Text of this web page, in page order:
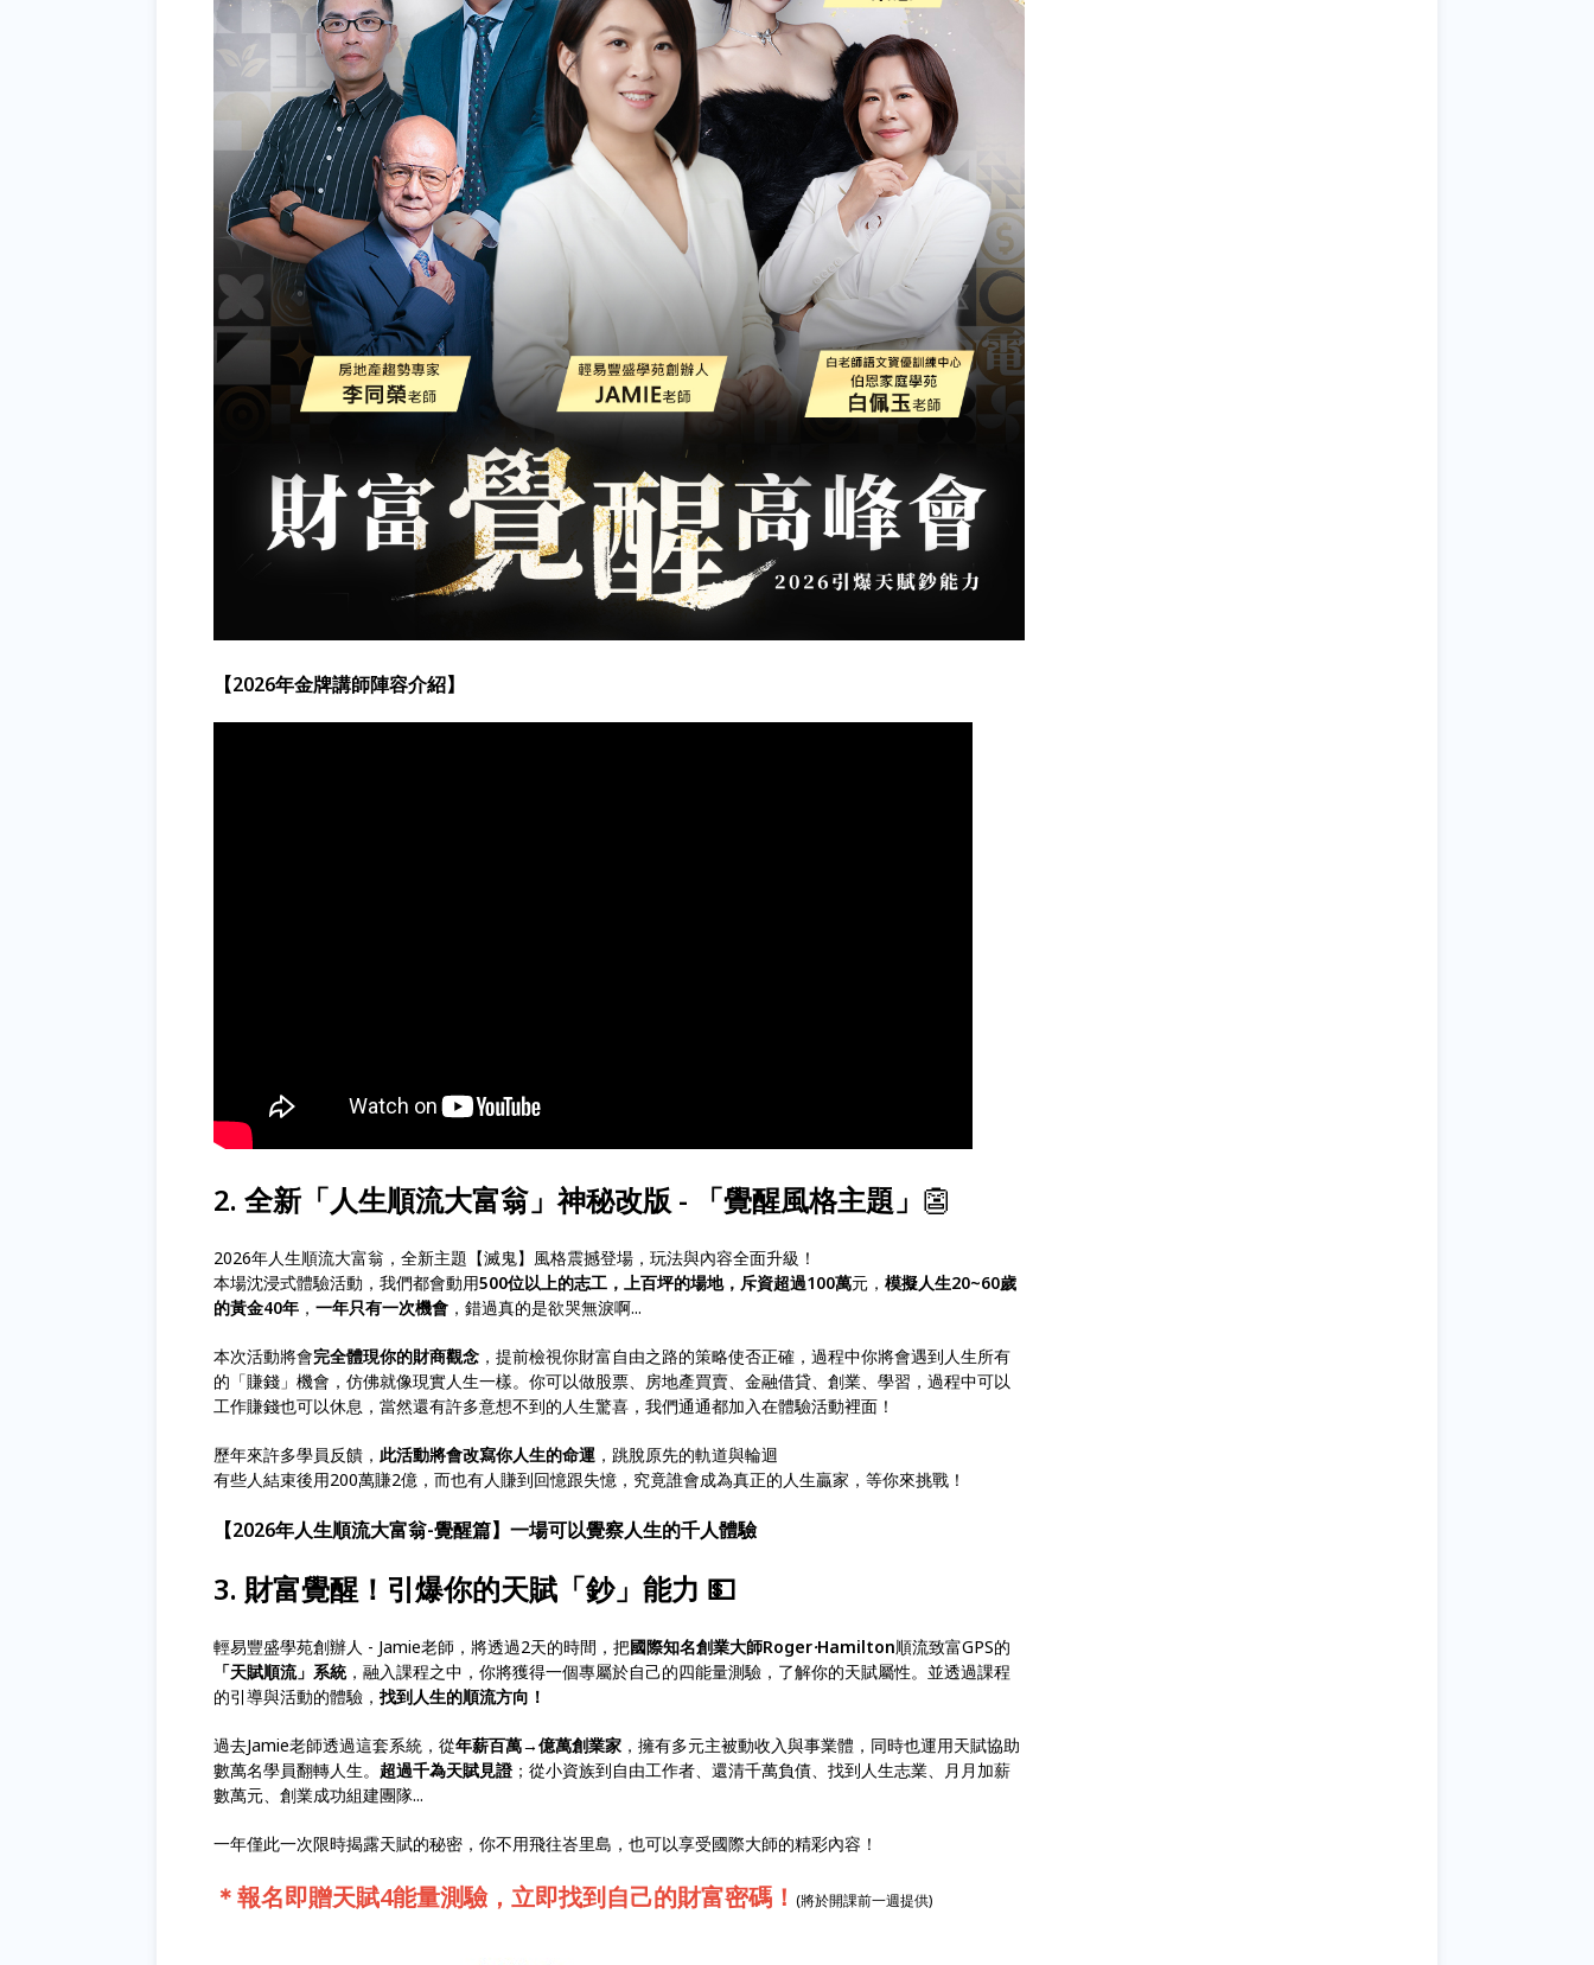
【2026年金牌講師陣容介紹】
2. 全新「人生順流大富翁」神秘改版 - 「覺醒風格主題」 👺
2026年人生順流大富翁，全新主題【滅鬼】風格震撼登場，玩法與內容全面升級！
本場沈浸式體驗活動，我們都會動用500位以上的志工，上百坪的場地，斥資超過100萬元， 模擬人生20~60歲
的黃金40年 ， 一年只有一次機會 ，錯過真的是欲哭無淚啊...
本次活動將會完全體現你的財商觀念 ，提前檢視你財富自由之路的策略使否正確，過程中你將會遇到人生所有
的「賺錢」機會，仿佛就像現實人生一樣。你可以做股票、房地產買賣、金融借貸、創業、學習，過程中可以
工作賺錢也可以休息，當然還有許多意想不到的人生驚喜，我們通通都加入在體驗活動裡面！
歷年來許多學員反饋， 此活動將會改寫你人生的命運 ，跳脫原先的軌道與輪迴
有些人結束後用200萬賺2億，而也有人賺到回憶跟失憶，究竟誰會成為真正的人生贏家，等你來挑戰！
【2026年人生順流大富翁-覺醒篇】一場可以覺察人生的千人體驗
3. 財富覺醒！引爆你的天賦「鈔」能力 💵
輕易豐盛學苑創辦人 - Jamie老師，將透過2天的時間，把國際知名創業大師Roger·Hamilton順流致富GPS的
「天賦順流」系統，融入課程之中，你將獲得一個專屬於自己的四能量測驗，了解你的天賦屬性。並透過課程
的引導與活動的體驗， 找到人生的順流方向！
過去Jamie老師透過這套系統，從年薪百萬→億萬創業家 ，擁有多元主被動收入與事業體，同時也運用天賦協助
數萬名學員翻轉人生。 超過千為天賦見證；從小資族到自由工作者、還清千萬負債、找到人生志業、月月加薪
數萬元、創業成功組建團隊...
一年僅此一次限時揭露天賦的秘密，你不用飛往峇里島，也可以享受國際大師的精彩內容！
＊報名即贈天賦4能量測驗，立即找到自己的財富密碼！ (將於開課前一週提供)